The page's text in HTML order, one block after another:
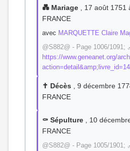
💑 Mariage , 17 août 1751
FRANCE
avec MARQUETTE Claire
@S882@ - Page 1006/1091;
https://www.geneanet.org/
✝️ Décès , 9 décembre
FRANCE
⚰️ Sépulture , 10
FRANCE
@S882@ - Page 1005/1901;